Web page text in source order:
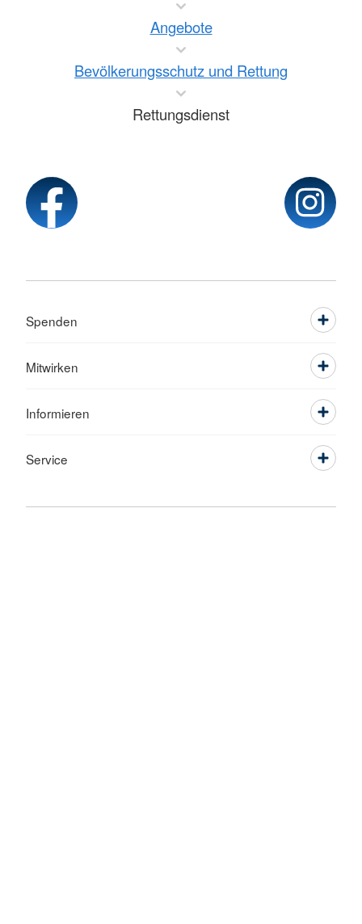
Angebote
Bevölkerungsschutz und Rettung
Rettungsdienst
Spenden
Mitwirken
Informieren
Service